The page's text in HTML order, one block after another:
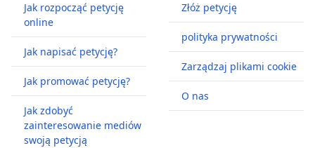
Jak rozpocząć petycję
online
Jak napisać petycję?
Jak promować petycję?
Jak zdobyć
zainteresowanie mediów
swoją petycją
Złóż petycję
polityka prywatności
Zarządzaj plikami cookie
O nas